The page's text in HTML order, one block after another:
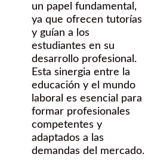
un papel fundamental,
ya que ofrecen tutorías
y guían a los
estudiantes en su
desarrollo profesional.
Esta sinergia entre la
educación y el mundo
laboral es esencial para
formar profesionales
competentes y
adaptados a las
demandas del mercado.